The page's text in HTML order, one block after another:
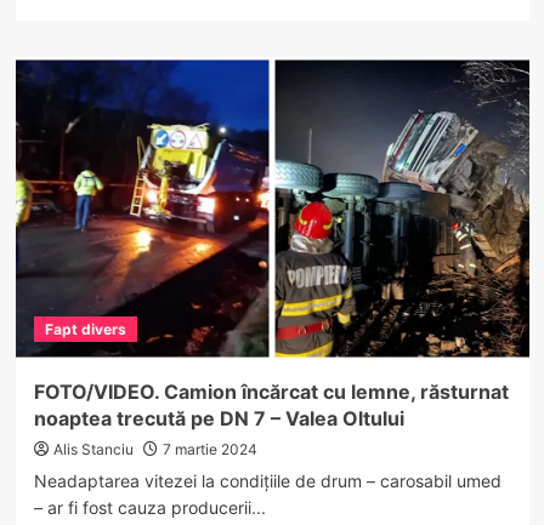
TIR-
uri
jefuite
parcările
pe
VALEA
OLTULUI.
Doi
argeșeni
sunt
suspecți…
Fapt divers
FOTO/VIDEO. Camion încărcat cu lemne, răsturnat
noaptea trecută pe DN 7 – Valea Oltului
Alis Stanciu 7 martie 2024
Neadaptarea vitezei la condițiile de drum – carosabil umed
– ar fi fost cauza producerii...